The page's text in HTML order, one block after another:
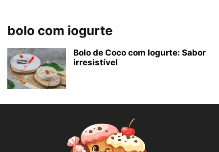
bolo com iogurte
Bolo de Coco com Iogurte: Sabor
irresistível